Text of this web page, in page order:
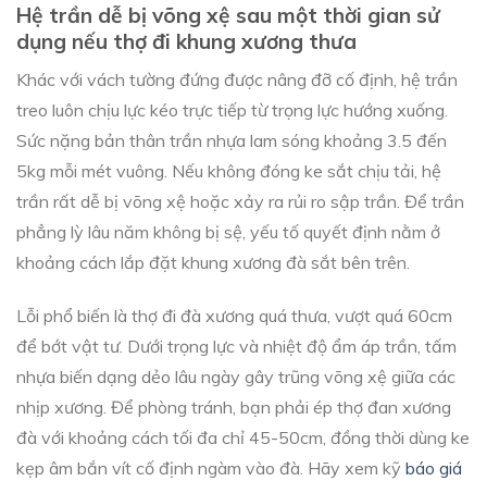
Hệ trần dễ bị võng xệ sau một thời gian sử
dụng nếu thợ đi khung xương thưa
Khác với vách tường đứng được nâng đỡ cố định, hệ trần
treo luôn chịu lực kéo trực tiếp từ trọng lực hướng xuống.
Sức nặng bản thân trần nhựa lam sóng khoảng 3.5 đến
5kg mỗi mét vuông. Nếu không đóng ke sắt chịu tải, hệ
trần rất dễ bị võng xệ hoặc xảy ra rủi ro sập trần. Để trần
phẳng lỳ lâu năm không bị sệ, yếu tố quyết định nằm ở
khoảng cách lắp đặt khung xương đà sắt bên trên.
Lỗi phổ biến là thợ đi đà xương quá thưa, vượt quá 60cm
để bớt vật tư. Dưới trọng lực và nhiệt độ ẩm áp trần, tấm
nhựa biến dạng dẻo lâu ngày gây trũng võng xệ giữa các
nhịp xương. Để phòng tránh, bạn phải ép thợ đan xương
đà với khoảng cách tối đa chỉ 45-50cm, đồng thời dùng ke
kẹp âm bắn vít cố định ngàm vào đà. Hãy xem kỹ báo giá